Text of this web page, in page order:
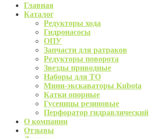
Главная
Каталог
Редукторы хода
Гидронасосы
ОПУ
Запчасти для ратраков
Редукторы поворота
Звезды приводные
Наборы для ТО
Мини-экскаваторы Kubota
Катки опорные
Гусеницы резиновые
Перфоратор гидравлический
О компании
Отзывы